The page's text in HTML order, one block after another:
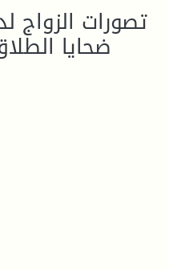
تصورات الزواج
ضحايا